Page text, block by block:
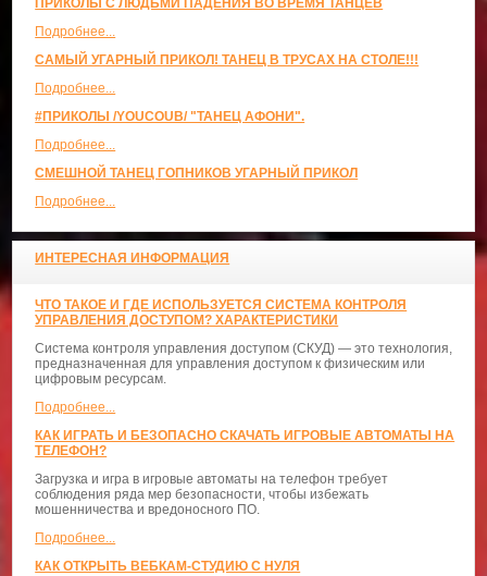
ПРИКОЛЫ С ЛЮДЬМИ ПАДЕНИЯ ВО ВРЕМЯ ТАНЦЕВ
Подробнее...
САМЫЙ УГАРНЫЙ ПРИКОЛ! ТАНЕЦ В ТРУСАХ НА СТОЛЕ!!!
Подробнее...
#ПРИКОЛЫ /YOUCOUB/ "ТАНЕЦ АФОНИ".
Подробнее...
СМЕШНОЙ ТАНЕЦ ГОПНИКОВ УГАРНЫЙ ПРИКОЛ
Подробнее...
ИНТЕРЕСНАЯ ИНФОРМАЦИЯ
ЧТО ТАКОЕ И ГДЕ ИСПОЛЬЗУЕТСЯ СИСТЕМА КОНТРОЛЯ
УПРАВЛЕНИЯ ДОСТУПОМ? ХАРАКТЕРИСТИКИ
Система контроля управления доступом (СКУД) — это технология,
предназначенная для управления доступом к физическим или
цифровым ресурсам.
Подробнее...
КАК ИГРАТЬ И БЕЗОПАСНО СКАЧАТЬ ИГРОВЫЕ АВТОМАТЫ НА
ТЕЛЕФОН?
Загрузка и игра в игровые автоматы на телефон требует
соблюдения ряда мер безопасности, чтобы избежать
мошенничества и вредоносного ПО.
Подробнее...
КАК ОТКРЫТЬ ВЕБКАМ-СТУДИЮ С НУЛЯ